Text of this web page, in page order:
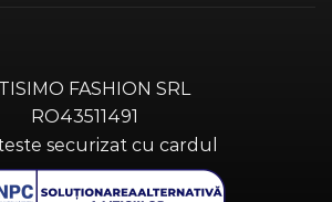
FASHION SRL
RO43511491